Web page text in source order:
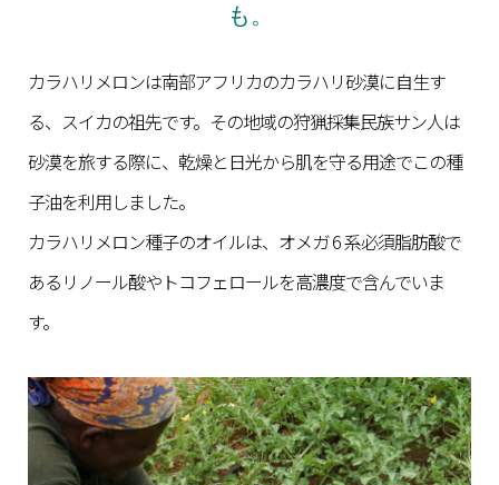
も。
カラハリメロンは南部アフリカのカラハリ砂漠に自生す
る、スイカの祖先です。その地域の狩猟採集民族サン人は
砂漠を旅する際に、乾燥と日光から肌を守る用途でこの種
子油を利用しました。
カラハリメロン種子のオイルは、オメガ 6 系必須脂肪酸で
あるリノール酸やトコフェロールを高濃度で含んでいま
す。